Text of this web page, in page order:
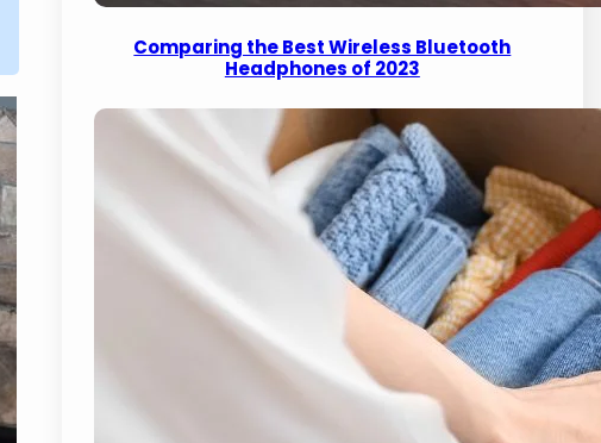
Comparing the Best Wireless Bluetooth
Headphones of 2023